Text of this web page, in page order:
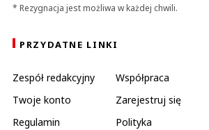
* Rezygnacja jest możliwa w każdej chwili.
PRZYDATNE LINKI
Zespół redakcyjny Współpraca
Twoje konto
Zarejestruj się
Regulamin
Polityka